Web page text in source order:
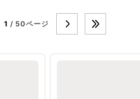
1 / 50ページ